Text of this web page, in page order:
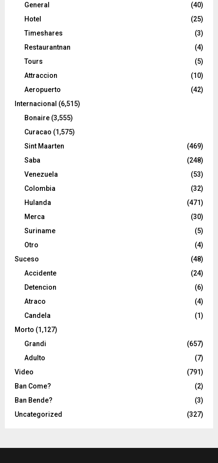
General
(40)
Hotel
(25)
Timeshares
(3)
Restaurantnan
(4)
Tours
(5)
Attraccion
(10)
Aeropuerto
(42)
Internacional (6,515)
Bonaire (3,555)
Curacao (1,575)
Sint Maarten
(469)
Saba
(248)
Venezuela
(53)
Colombia
(32)
Hulanda
(471)
Merca
(30)
Suriname
(5)
Otro
(4)
Suceso
(48)
Accidente
(24)
Detencion
(6)
Atraco
(4)
Candela
(1)
Morto (1,127)
Grandi
(657)
Adulto
(7)
Video
(791)
Ban Come?
(2)
Ban Bende?
(3)
Uncategorized
(327)